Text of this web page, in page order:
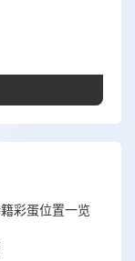
彩蛋位置一览